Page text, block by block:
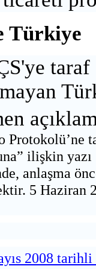
Türkiye
ilişkin
anlaşma
5 Haziran
2008 tarihli